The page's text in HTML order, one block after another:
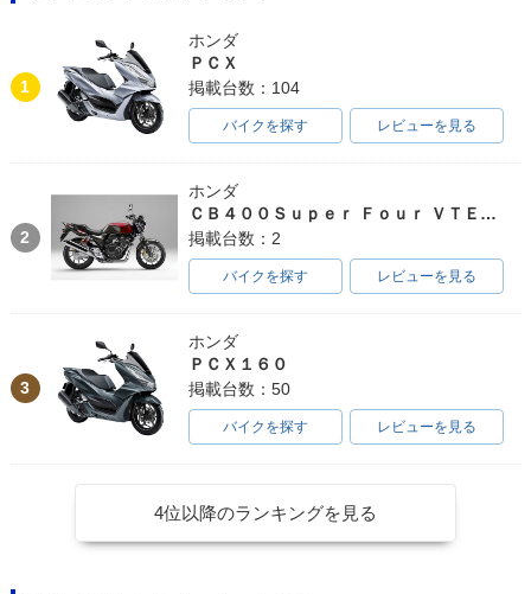
1
ホンダ
ＰＣＸ
掲載台数：104
バイクを探す レビューを見る
2
ホンダ
ＣＢ４００Ｓｕｐｅｒ Ｆｏｕｒ ＶＴＥＣ ＳＰＥＣ３
掲載台数：2
バイクを探す レビューを見る
3
ホンダ
ＰＣＸ１６０
掲載台数：50
バイクを探す レビューを見る
4位以降のランキングを見る